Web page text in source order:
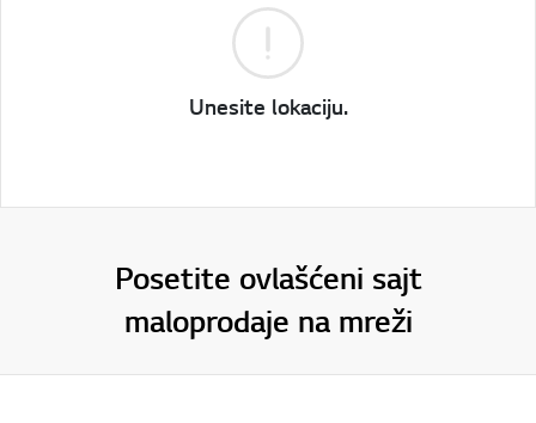
Unesite lokaciju.
Posetite ovlašćeni sajt
maloprodaje na mreži